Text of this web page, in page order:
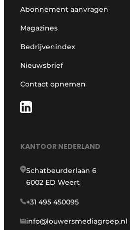
Abonnement aanvragen
Magazines
Bedrijvenindex
Nieuwsbrief
Contact opnemen
KANTOOR NEDERLAND
Schatbeurderlaan 6
6002 ED Weert
+31 495 450095
info@louwersmediagroep.nl